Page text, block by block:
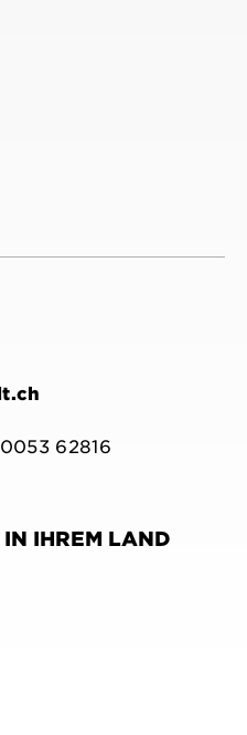
62816
IHREM LAND